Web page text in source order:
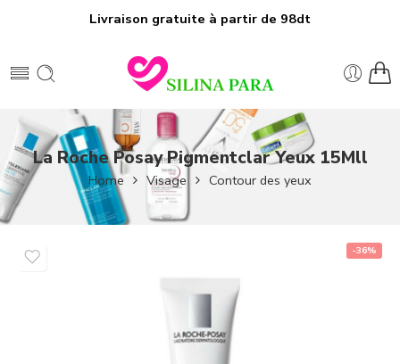
Livraison gratuite à partir de 98dt
La Roche Posay Pigmentclar Yeux 15Mll
Home Visage Contour des yeux
-36%